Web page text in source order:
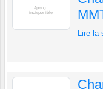
Lire la